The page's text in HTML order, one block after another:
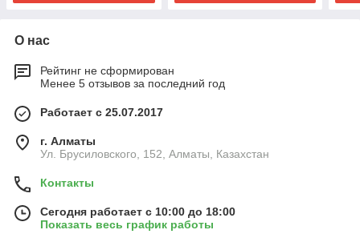
О нас
Рейтинг не сформирован
Менее 5 отзывов за последний год
Работает с 25.07.2017
г. Алматы
Ул. Брусиловского, 152, Алматы, Казахстан
Контакты
Сегодня работает с 10:00 до 18:00
Показать весь график работы